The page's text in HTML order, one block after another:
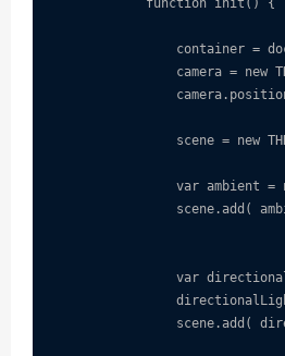
            function init() {
container =
camera = new
scene = new
var ambient =
scene.add(
var
scene.add(